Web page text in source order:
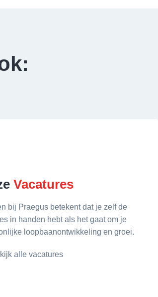
Vacatures
bij Praegus betekent dat je zelf de
in handen hebt als het gaat om je
loopbaanontwikkeling en groei.
alle vacatures